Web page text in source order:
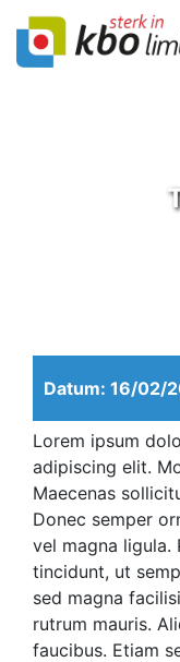
Datum: 16/02/
Lorem ipsum
adipiscing elit.
Maecenas
Donec semper
vel magna ligula.
tincidunt, ut
sed magna
rutrum mauris.
faucibus. Etiam